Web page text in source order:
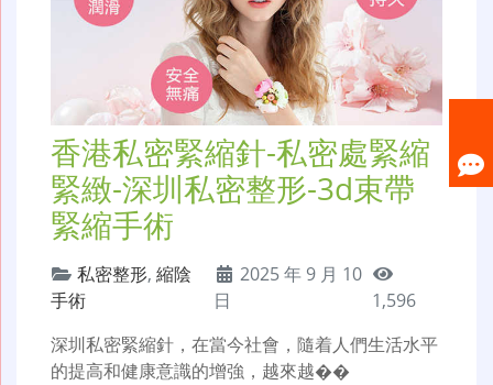
香港私密緊縮針-私密處緊縮
緊緻-深圳私密整形-3d束帶
緊縮手術
私密整形, 縮陰
手術
2025 年 9 月 10
日
1,596
深圳私密緊縮針，在當今社會，隨着人們生活水平
的提高和健康意識的增強，越來越��